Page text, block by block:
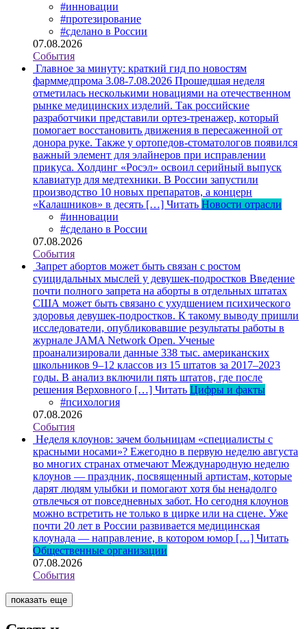
#инновации
#протезирование
#сделано в России
07.08.2026
События
Главное за минуту: краткий гид по новостям
фарммедпрома 3.08-7.08.2026 Прошедшая неделя
отметилась несколькими новациями на отечественном
рынке медицинских изделий. Так российские
разработчики представили ортез-тренажер, который
помогает восстановить движения в пересаженной от
донора руке. Также у ортопедов-стоматологов появился
важный элемент для элайнеров при исправлении
прикуса. Холдинг «Росэл» освоил серийный выпуск
клавиатур для медтехники. В России запустили
производство 10 новых препаратов, а концерн
«Калашников» в десять […] Читать Новости отрасли
#инновации
#сделано в России
07.08.2026
События
Запрет абортов может быть связан с ростом
суицидальных мыслей у девушек-подростков Введение
почти полного запрета на аборты в отдельных штатах
США может быть связано с ухудшением психического
здоровья девушек-подростков. К такому выводу пришли
исследователи, опубликовавшие результаты работы в
журнале JAMA Network Open. Ученые
проанализировали данные 338 тыс. американских
школьников 9–12 классов из 15 штатов за 2017–2023
годы. В анализ включили пять штатов, где после
решения Верховного […] Читать Цифры и факты
#психология
07.08.2026
События
Неделя клоунов: зачем больницам «специалисты с
красными носами»? Ежегодно в первую неделю августа
во многих странах отмечают Международную неделю
клоунов — праздник, посвященный артистам, которые
дарят людям улыбки и помогают хотя бы ненадолго
отвлечься от повседневных забот. Но сегодня клоунов
можно встретить не только в цирке или на сцене. Уже
почти 20 лет в России развивается медицинская
клоунада — направление, в котором юмор […] Читать
Общественные организации
07.08.2026
События
показать еще